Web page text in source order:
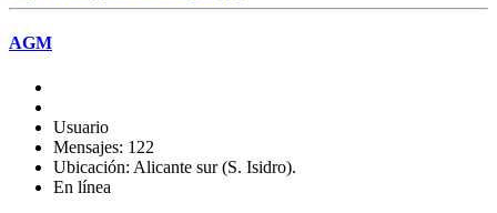
AGM
Usuario
Mensajes: 122
Ubicación: Alicante sur (S. Isidro).
En línea